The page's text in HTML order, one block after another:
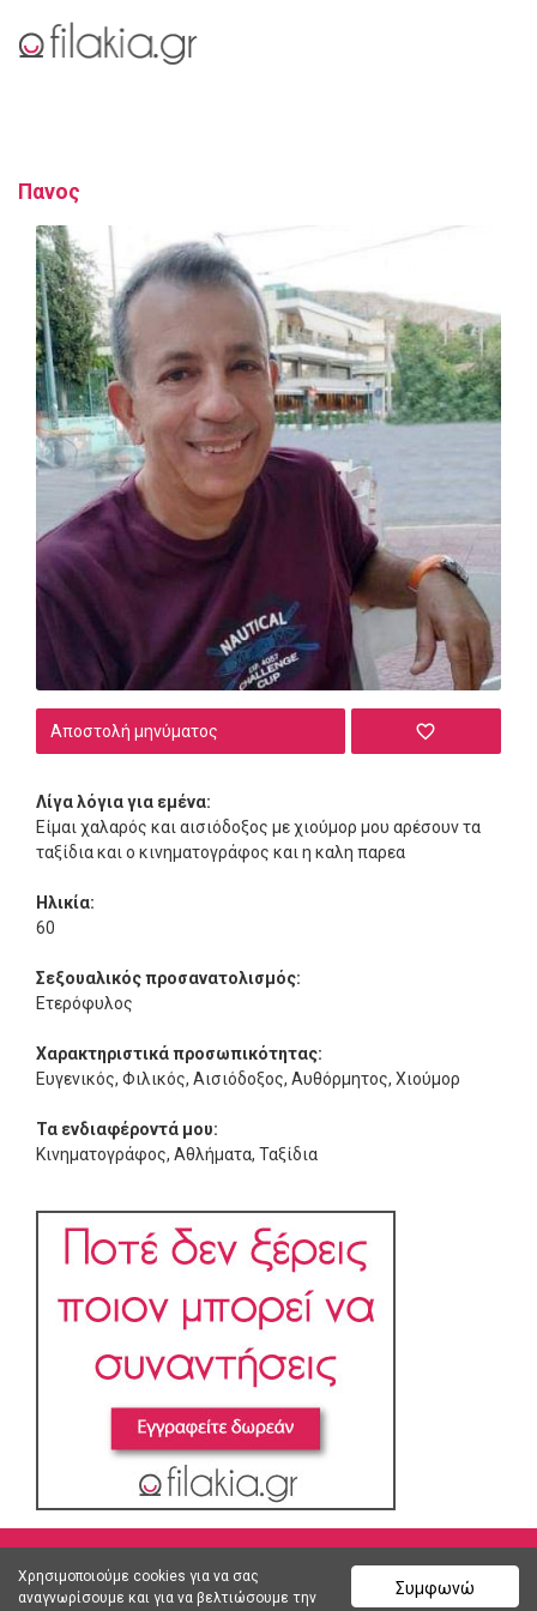
Πανος
Αποστολή μηνύματος
Λίγα λόγια για εμένα:
Είμαι χαλαρός και αισιόδοξος με χιούμορ μου αρέσουν τα
ταξίδια και ο κινηματογράφος και η καλη παρεα
Ηλικία:
60
Σεξουαλικός προσανατολισμός:
Ετερόφυλος
Χαρακτηριστικά προσωπικότητας:
Ευγενικός, Φιλικός, Αισιόδοξος, Αυθόρμητος, Χιούμορ
Τα ενδιαφέροντά μου:
Κινηματογράφος, Αθλήματα, Ταξίδια
Συμφωνώ
Χρησιμοποιούμε cookies για να σας
αναγνωρίσουμε και για να βελτιώσουμε την